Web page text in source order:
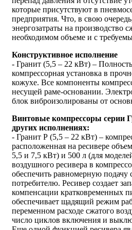
которые присутствуют в
предприятия. Что, в свою
энергозатраты на производство
необходимом объеме и с
Конструктивное исполнение
- Гранит (5,5 – 22 кВт) –
компрессорная установка в
кожухе. Все компоненты
несущей раме-основании.
блок виброизолированы от
Винтовые компрессоры серии
других исполнениях:
- Гранит Р (5,5 – 22 кВт) –
расположенная на ресивере
5,5 и 7,5 кВт) и 500 л (для
воздушного ресивера в
обеспечить равномерную подачу
потребителю. Ресивер создает
компенсации кратковременных
обеспечивает щадящий режим
переменном расходе сжатого
число циклов включения и